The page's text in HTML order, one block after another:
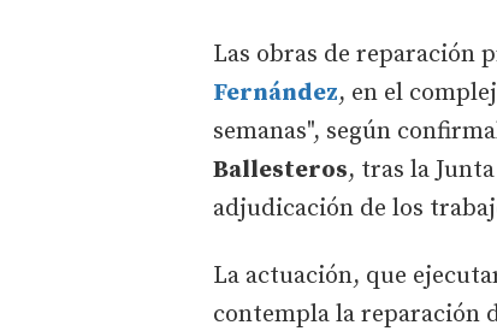
Las obras de reparación
Fernández, en el
semanas", según
Ballesteros, tras la
adjudicación de los
La actuación, que
contempla la reparación